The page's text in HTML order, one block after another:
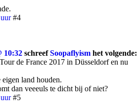
#4
10:32 schreefSoopaflyism het volgende:
de France 2017 in Düsseldorf en nu
land houden.
dan veeeuls te dicht bij of niet?
#5